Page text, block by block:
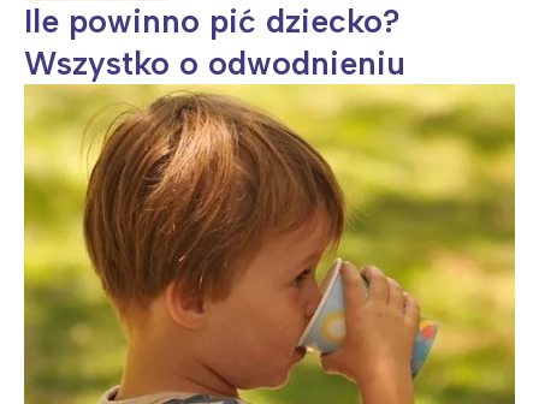
Ile powinno pić dziecko?
Wszystko o odwodnieniu